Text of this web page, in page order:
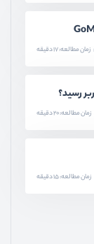
زمان مطالعه: 17 دقیقه
زمان مطالعه: 20 دقیقه
زمان مطالعه: 15 دقیقه